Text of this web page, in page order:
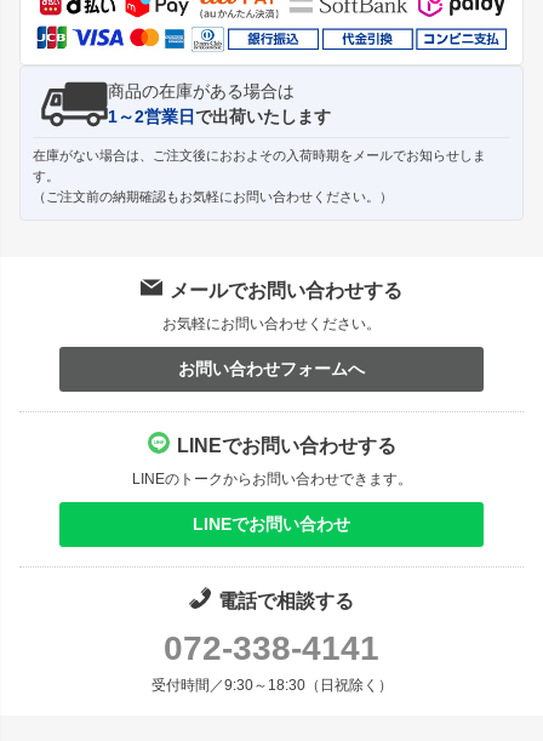
商品の在庫がある場合は
1～2営業日で出荷いたします
在庫がない場合は、ご注文後におおよその入荷時期をメールでお知らせしま
す。
（ご注文前の納期確認もお気軽にお問い合わせください。）
メールでお問い合わせする
お気軽にお問い合わせください。
お問い合わせフォームへ
LINEでお問い合わせする
LINEのトークからお問い合わせできます。
LINEでお問い合わせ
電話で相談する
072-338-4141
受付時間／9:30～18:30（日祝除く）